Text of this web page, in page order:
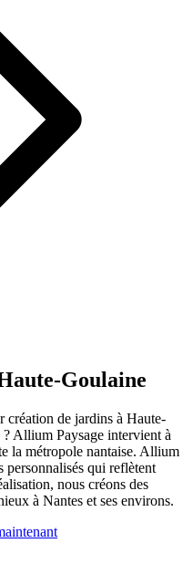
Goulaine
création de jardins à Haute-
Allium Paysage intervient à
la métropole nantaise. Allium
personnalisés qui reflètent
nous créons des
à Nantes et ses environs.